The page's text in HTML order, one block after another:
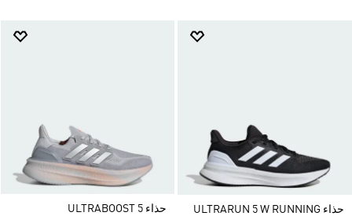
حذاء ULTRARUN 5 W RUNNING
حذاء ULTRABOOST 5